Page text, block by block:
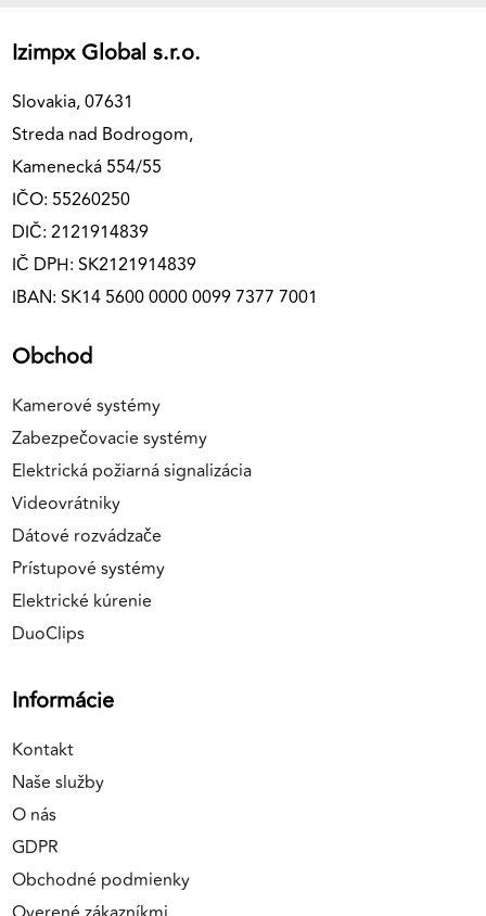
Izimpx Global s.r.o.
Slovakia, 07631
Streda nad Bodrogom,
Kamenecká 554/55
IČO: 55260250
DIČ: 2121914839
IČ DPH: SK2121914839
IBAN: SK14 5600 0000 0099 7377 7001
Obchod
Kamerové systémy
Zabezpečovacie systémy
Elektrická požiarná signalizácia
Videovrátniky
Dátové rozvádzače
Prístupové systémy
Elektrické kúrenie
DuoClips
Informácie
Kontakt
Naše služby
O nás
GDPR
Obchodné podmienky